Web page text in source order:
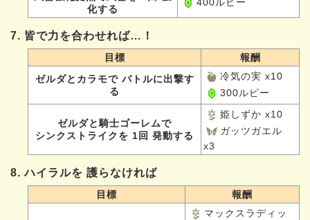
化する
7. 皆で力を合わせれば…！
目標
報酬
ゼルダとカラモで バトルに出撃す
る
冷気の実 x10
300ルピー
ゼルダと騎士ゴーレムで
シンクストライクを 1回 発動する
姫しずか x10
ガッツガエル
x3
8. ハイラルを 護らなければ
目標 報酬
マックスラディッ